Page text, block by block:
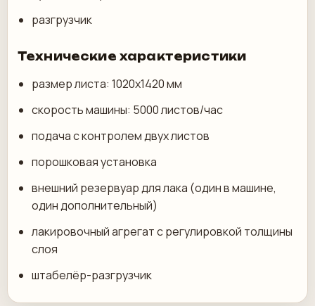
разгрузчик
Технические характеристики
размер листа: 1020x1420 мм
скорость машины: 5000 листов/час
подача с контролем двух листов
порошковая установка
внешний резервуар для лака (один в машине,
один дополнительный)
лакировочный агрегат с регулировкой толщины
слоя
штабелёр-разгрузчик